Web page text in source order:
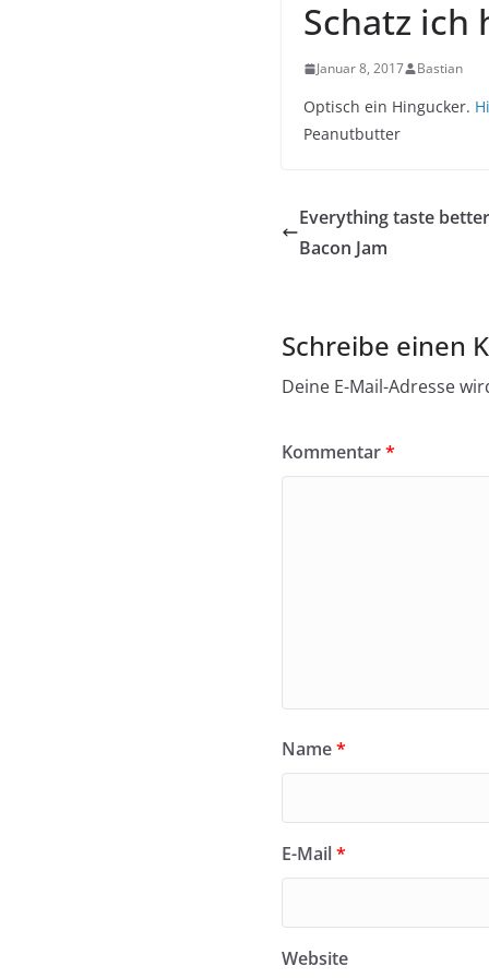
Schatz ich
Januar 8, 2017 Bastian
Optisch ein Hingucker.
Peanutbutter
Everything taste
Bacon Jam
Schreibe einen
Deine E-Mail-Adresse
Kommentar*
Name*
E-Mail*
Website